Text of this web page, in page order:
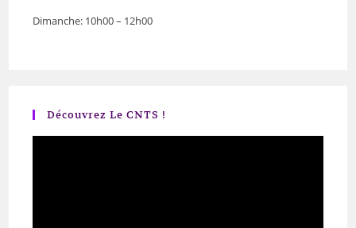
Dimanche: 10h00 – 12h00
Découvrez Le CNTS !